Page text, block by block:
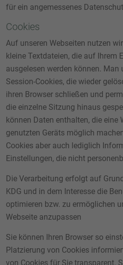
für ein angemessenes
Cookies
Auf unseren Webseiten nutzen
kleine Textdateien, die auf Ihrem
ausgelesen werden können. Man
Session-Cookies, die wieder
ihren Browser schließen und
die einzelne Sitzung hinaus
können Daten enthalten, die eine
genutzten Geräts möglich
Cookies aber auch lediglich
Einstellungen, die nicht
Die Verarbeitung erfolgt auf
KDG und in dem Interesse die
optimieren bzw. zu ermöglichen
Webseite anzupassen
Sie können Ihren Browser so
Platzierung von Cookies
von Cookies für Sie transparent.